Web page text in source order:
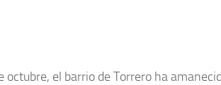
octubre, el barrio de Torrero ha